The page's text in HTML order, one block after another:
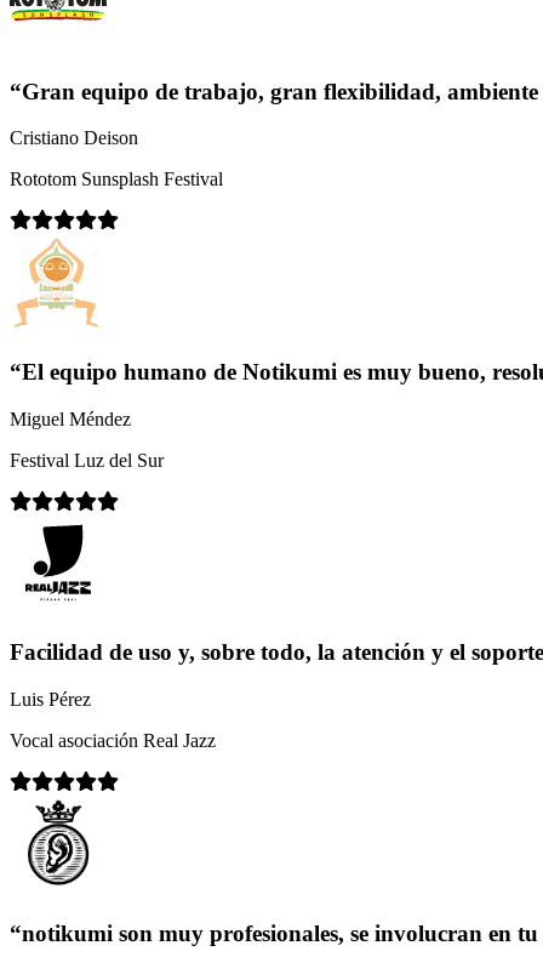
“Gran equipo de trabajo, gran flexibilidad,
Cristiano Deison
Rototom Sunsplash Festival
“El equipo humano de Notikumi es muy bueno,
Miguel Méndez
Festival Luz del Sur
Facilidad de uso y, sobre todo, la atención y el
Luis Pérez
Vocal asociación Real Jazz
“notikumi son muy profesionales, se involucran en